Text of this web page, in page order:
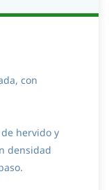
con
hervido y
densidad